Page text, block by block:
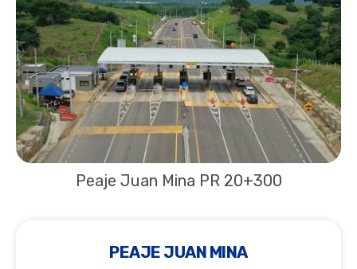
Peaje Juan Mina PR 20+300
PEAJE JUAN MINA